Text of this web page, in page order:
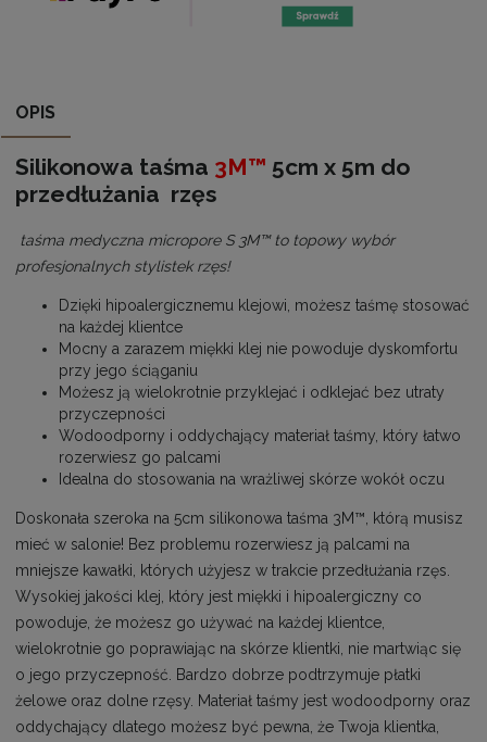
OPIS
Silikonowa taśma 3M™ 5cm x 5m do
przedłużania rzęs
taśma medyczna micropore S 3M™ to topowy wybór
profesjonalnych stylistek rzęs!
Dzięki hipoalergicznemu klejowi, możesz taśmę stosować
na każdej klientce
Mocny a zarazem miękki klej nie powoduje dyskomfortu
przy jego ściąganiu
Możesz ją wielokrotnie przyklejać i odklejać bez utraty
przyczepności
Wodoodporny i oddychający materiał taśmy, który łatwo
rozerwiesz go palcami
Idealna do stosowania na wrażliwej skórze wokół oczu
Doskonała szeroka na 5cm silikonowa taśma 3M™­­, którą musisz
mieć w salonie! Bez problemu rozerwiesz ją palcami na
mniejsze kawałki, których użyjesz w trakcie przedłużania rzęs.
Wysokiej jakości klej, który jest miękki i hipoalergiczny co
powoduje, że możesz go używać na każdej klientce,
wielokrotnie go poprawiając na skórze klientki, nie martwiąc się
o jego przyczepność. Bardzo dobrze podtrzymuje płatki
żelowe oraz dolne rzęsy. Materiał taśmy jest wodoodporny oraz
oddychający dlatego możesz być pewna, że Twoja klientka,